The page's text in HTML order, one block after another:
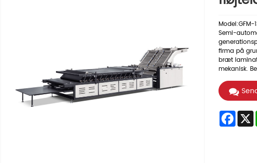
Model:GFM-
Semi-
firma på
bræt
mekanisk.
X